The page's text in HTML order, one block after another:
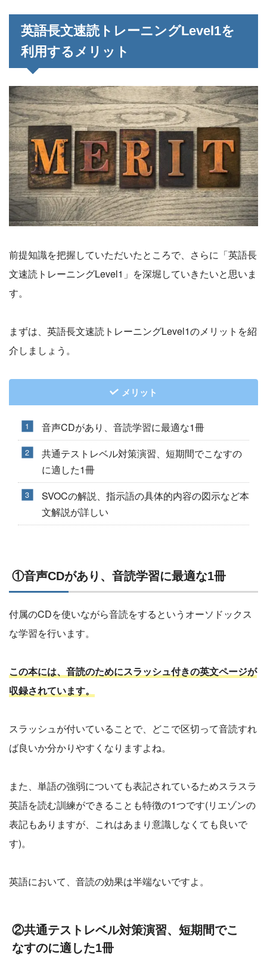
英語長文速読トレーニングLevel1を
利用するメリット
前提知識を把握していただいたところで、さらに「英語長
文速読トレーニングLevel1」を深堀していきたいと思いま
す。
まずは、英語長文速読トレーニングLevel1のメリットを紹
介しましょう。
メリット
音声CDがあり、音読学習に最適な1冊
共通テストレベル対策演習、短期間でこなすの
に適した1冊
SVOCの解説、指示語の具体的内容の図示など本
文解説が詳しい
①音声CDがあり、音読学習に最適な1冊
付属のCDを使いながら音読をするというオーソドックス
な学習を行います。
この本には、音読のためにスラッシュ付きの英文ページが
収録されています。
スラッシュが付いていることで、どこで区切って音読すれ
ば良いか分かりやすくなりますよね。
また、単語の強弱についても表記されているためスラスラ
英語を読む訓練ができることも特徴の1つです(リエゾンの
表記もありますが、これはあまり意識しなくても良いで
す)。
英語において、音読の効果は半端ないですよ。
②共通テストレベル対策演習、短期間でこ
なすのに適した1冊